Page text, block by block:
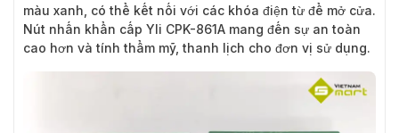
màu xanh, có thể kết nối với các khóa điện từ để mở cửa.
Nút nhấn khẩn cấp Yli CPK-861A mang đến sự an toàn
cao hơn và tính thẩm mỹ, thanh lịch cho đơn vị sử dụng.